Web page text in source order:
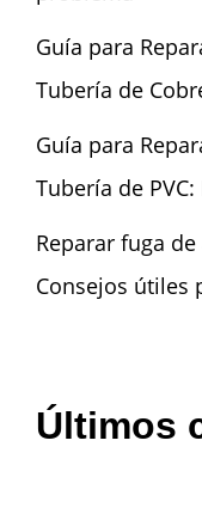
Guía para
Tubería de
Guía para
Tubería de
Reparar fuga
Consejos útiles
Últimos